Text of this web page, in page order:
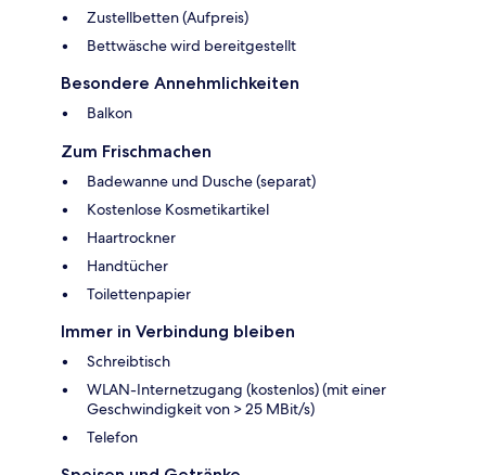
Zustellbetten (Aufpreis)
Bettwäsche wird bereitgestellt
Besondere Annehmlichkeiten
Balkon
Zum Frischmachen
Badewanne und Dusche (separat)
Kostenlose Kosmetikartikel
Haartrockner
Handtücher
Toilettenpapier
Immer in Verbindung bleiben
Schreibtisch
WLAN-Internetzugang (kostenlos) (mit einer
Geschwindigkeit von > 25 MBit/s)
Telefon